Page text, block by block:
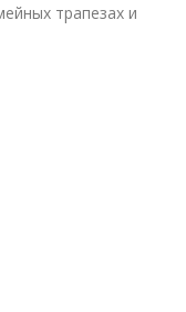
трапезах и